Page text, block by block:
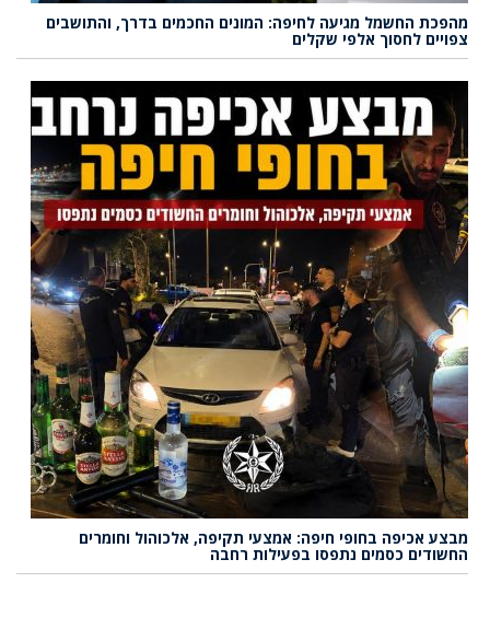
מהפכת החשמל מגיעה לחיפה: המונים החכמים בדרך, והתושבים
צפויים לחסוך אלפי שקלים
מבצע אכיפה בחופי חיפה: אמצעי תקיפה, אלכוהול וחומרים
החשודים כסמים נתפסו בפעילות רחבה